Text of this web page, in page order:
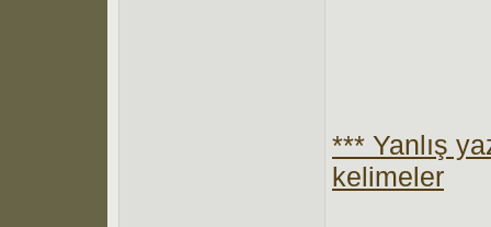
*** Yanlış
kelimeler